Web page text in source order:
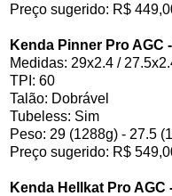
Preço sugerido: R$
Kenda Pinner Pro AGC
Medidas: 29x2.4 /
TPI: 60
Talão: Dobrável
Tubeless: Sim
Peso: 29 (1288g) - 27.5
Preço sugerido: R$
Kenda Hellkat Pro